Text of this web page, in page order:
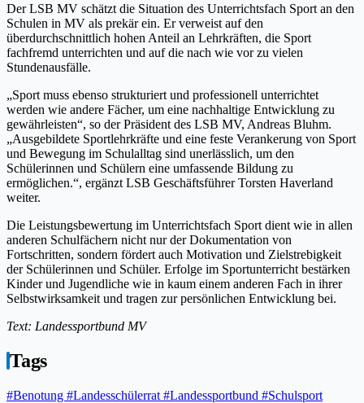
Der LSB MV schätzt die Situation des Unterrichtsfach Sport an den
Schulen in MV als prekär ein. Er verweist auf den
überdurchschnittlich hohen Anteil an Lehrkräften, die Sport
fachfremd unterrichten und auf die nach wie vor zu vielen
Stundenausfälle.
„Sport muss ebenso strukturiert und professionell unterrichtet
werden wie andere Fächer, um eine nachhaltige Entwicklung zu
gewährleisten“, so der Präsident des LSB MV, Andreas Bluhm.
„Ausgebildete Sportlehrkräfte und eine feste Verankerung von Sport
und Bewegung im Schulalltag sind unerlässlich, um den
Schülerinnen und Schülern eine umfassende Bildung zu
ermöglichen.“, ergänzt LSB Geschäftsführer Torsten Haverland
weiter.
Die Leistungsbewertung im Unterrichtsfach Sport dient wie in allen
anderen Schulfächern nicht nur der Dokumentation von
Fortschritten, sondern fördert auch Motivation und Zielstrebigkeit
der Schülerinnen und Schüler. Erfolge im Sportunterricht bestärken
Kinder und Jugendliche wie in kaum einem anderen Fach in ihrer
Selbstwirksamkeit und tragen zur persönlichen Entwicklung bei.
Text: Landessportbund MV
Tags
#Benotung #Landesschülerrat #Landessportbund #Schulsport